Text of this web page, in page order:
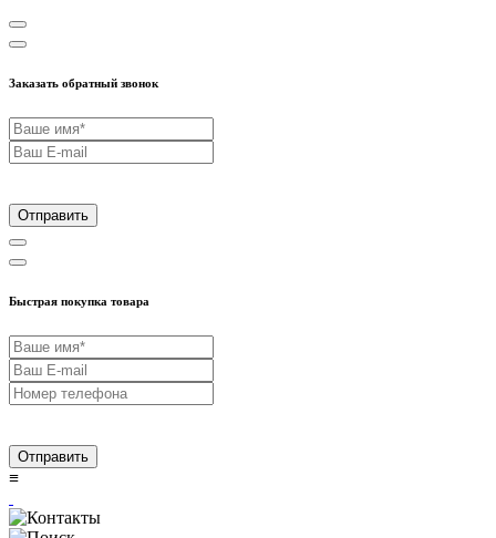
Заказать обратный звонок
Отправить
Быстрая покупка товара
Отправить
≡